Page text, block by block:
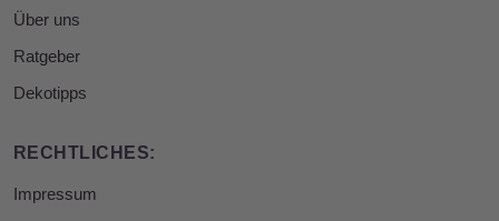
Über uns
Ratgeber
Dekotipps
RECHTLICHES:
Impressum